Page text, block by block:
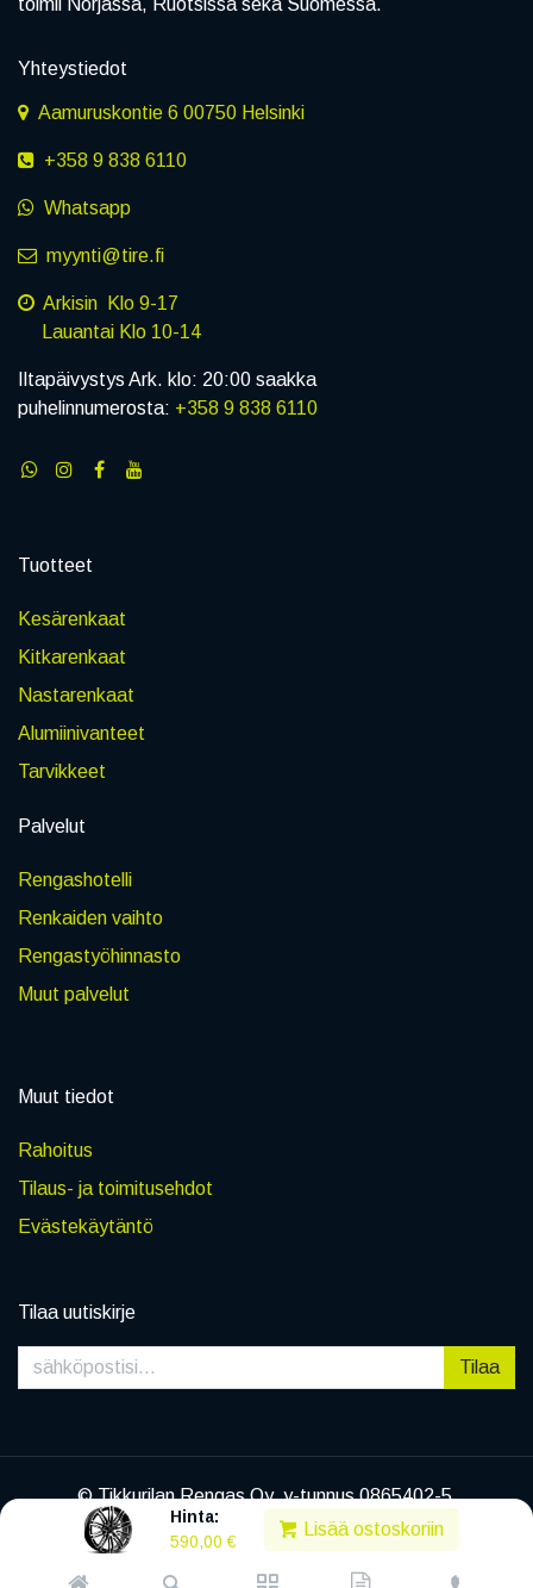
Hinta:
590,00 €
Lisää ostoskoriin
toimii Norjassa, Ruotsissa sekä Suomessa.
Yhteystiedot
Aamuruskontie 6 00750 Helsinki
+358 9 838 6110
Whatsapp
myynti@tire.fi
Arkisin Klo 9-17
Lauantai Klo 10-14
Iltapäivystys Ark. klo: 20:00 saakka
puhelinnumerosta: +358 9 838 6110
Tuotteet
Kesärenkaat
Kitkarenkaat
Nastarenkaat
Alumiinivanteet
Tarvikkeet
Palvelut
Rengashotelli
Renkaiden vaihto
Rengastyöhinnasto
Muut palvelut
Muut tiedot
Rahoitus
Tilaus- ja toimitusehdot
Evästekäytäntö
Tilaa uutiskirje
Tilaa
© Tikkurilan Rengas Oy, y-tunnus 0865402-5
|Tietosuojaseloste
Powered byLegenda EC